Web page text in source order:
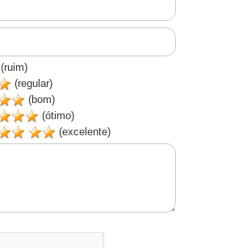
(ruim)
(regular)
(bom)
(ótimo)
(excelente)